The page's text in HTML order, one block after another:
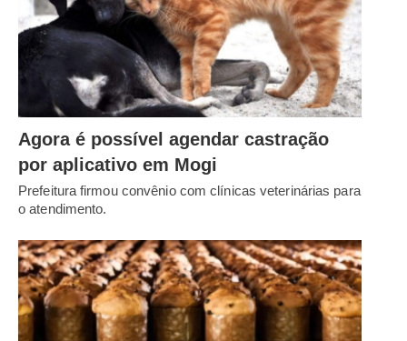
Agora é possível agendar castração
por aplicativo em Mogi
Prefeitura firmou convênio com clínicas veterinárias para
o atendimento.